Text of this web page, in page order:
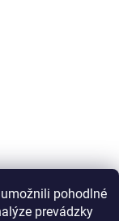
pohodlné
prevádzky